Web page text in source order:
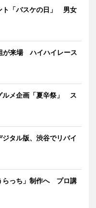
ト「バスケの日」 男女
が来場 ハイハイレース
ルメ企画「夏辛祭」 ス
タル版、渋谷でリバイ
らっち」制作へ プロ講